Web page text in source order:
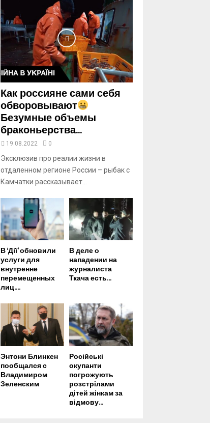
u
b
eКак россияне сами себя
обворовывают
Безумные объемы
браконьерства...
19.08.2022 0
Эксклюзив про реалии жизни в
отдаленном регионе России – рыбак с
Камчатки рассказывает...
В ‘Дії’ обновили
услуги для
внутренне
перемещенных
лиц....
В деле о
нападении на
журналиста
Ткача есть...
Энтони Блинкен
пообщался с
Владимиром
Зеленским
Російські
окупанти
погрожують
розстрілами
дітей жінкам за
відмову...